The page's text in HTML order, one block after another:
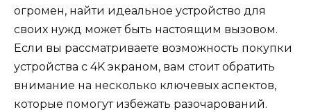
огромен, найти идеальное устройство для
своих нужд может быть настоящим вызовом.
Если вы рассматриваете возможность покупки
устройства с 4K экраном, вам стоит обратить
внимание на несколько ключевых аспектов,
которые помогут избежать разочарований.